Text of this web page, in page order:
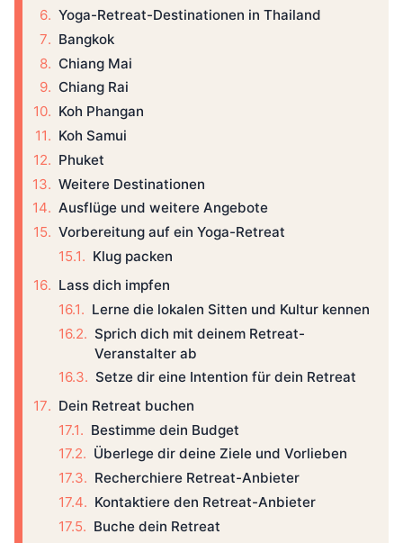
Yoga-Retreat-Destinationen in Thailand
Bangkok
Chiang Mai
Chiang Rai
Koh Phangan
Koh Samui
Phuket
Weitere Destinationen
Ausflüge und weitere Angebote
Vorbereitung auf ein Yoga-Retreat
Klug packen
Lass dich impfen
Lerne die lokalen Sitten und Kultur kennen
Sprich dich mit deinem Retreat-
Veranstalter ab
Setze dir eine Intention für dein Retreat
Dein Retreat buchen
Bestimme dein Budget
Überlege dir deine Ziele und Vorlieben
Recherchiere Retreat-Anbieter
Kontaktiere den Retreat-Anbieter
Buche dein Retreat